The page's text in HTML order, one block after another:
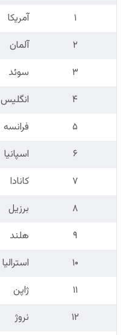
۱
آمریکا
۲
آلمان
۳
سوئد
۴
انگلیس
۵
فرانسه
۶
اسپانیا
۷
کانادا
۸
برزیل
۹
هلند
۱۰
استرالیا
۱۱
ژاپن
۱۲
نروژ